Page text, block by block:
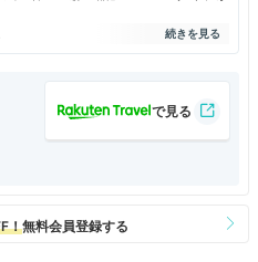
らに再訪はないな、という感想で
屋。
は全くなし。
るか、有料の貸切露天風呂を利用す
…
は得られないかな。